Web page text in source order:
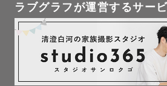
ラブグラフが運営するサー